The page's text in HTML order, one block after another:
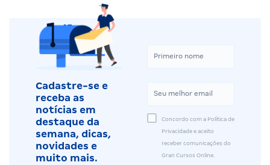
Cadastre-se e
receba as
notícias em
destaque da
semana, dicas,
novidades e
muito mais.
Concordo com a Política de
Privacidade e aceito
receber comunicações do
Gran Cursos Online.